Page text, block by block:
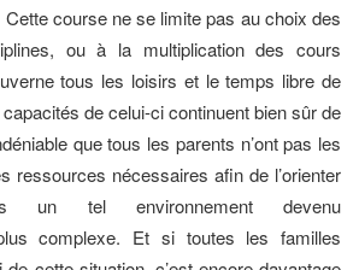
course ne se limite pas au choix des
ou à la multiplication des cours
tous les loisirs et le temps libre de
capacités de celui-ci continuent bien sûr de
que tous les parents n’ont pas les
ressources nécessaires afin de l’orienter
un tel environnement devenu
complexe. Et si toutes les familles